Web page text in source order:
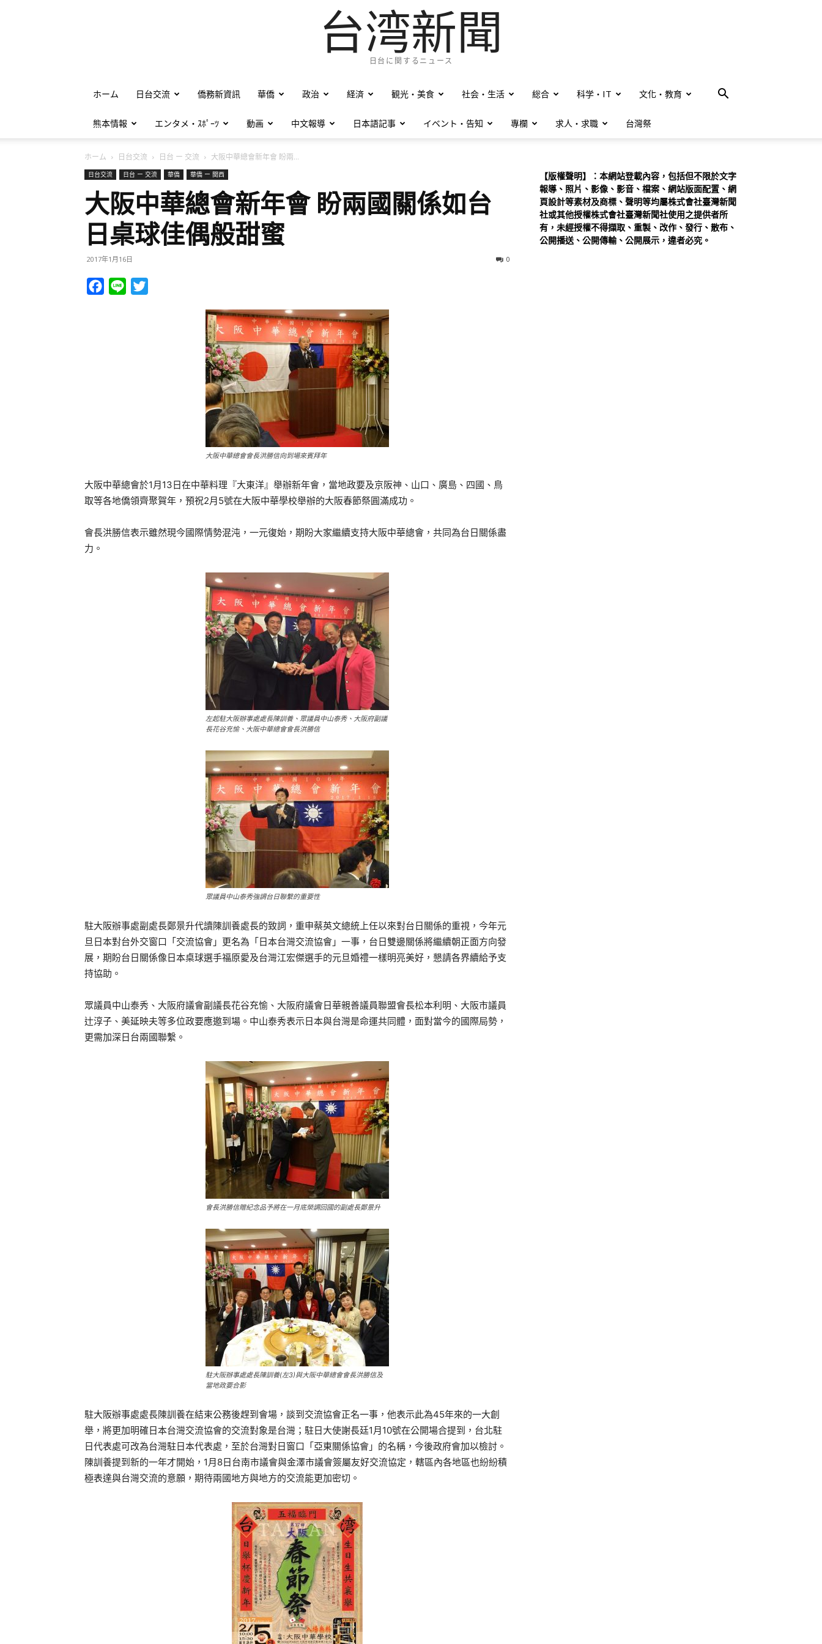
台湾新聞
日台に関するニュース
ホーム 日台交流 僑務新資訊 華僑 政治 経済 観光・美食 社会・生活 総合 科学・IT 文化・教育
熊本情報 エンタメ・ｽﾎﾟｰﾂ 動画 中文報導 日本語記事 イベント・告知 專欄 求人・求職 台灣祭
ホーム 日台交流 日台 ー 交流 大阪中華總會新年會 盼兩...
日台交流 日台 ー 交流 華僑 華僑 ー 関西
大阪中華總會新年會 盼兩國關係如台
日桌球佳偶般甜蜜
2017年1月16日 0
Facebook
Line
大阪中華總會會長洪勝信向到場來賓拜年
大阪中華總會於1月13日在中華料理『大東洋』舉辦新年會，當地政要及京阪神、山口、廣島、四國、鳥
取等各地僑領齊聚賀年，預祝2月5號在大阪中華學校舉辦的大阪春節祭圓滿成功。
會長洪勝信表示雖然現今國際情勢混沌，一元復始，期盼大家繼續支持大阪中華總會，共同為台日關係盡
力。
左起駐大阪辦事處處長陳訓養、眾議員中山泰秀、大阪府副議
長花谷充愉、大阪中華總會會長洪勝信
眾議員中山泰秀強調台日聯繫的重要性
駐大阪辦事處副處長鄭景升代讀陳訓養處長的致詞，重申蔡英文總統上任以來對台日關係的重視，今年元
旦日本對台外交窗口「交流協會」更名為「日本台灣交流協會」一事，台日雙邊關係將繼續朝正面方向發
展，期盼台日關係像日本桌球選手福原愛及台灣江宏傑選手的元旦婚禮一樣明亮美好，懇請各界續給予支
持協助。
眾議員中山泰秀、大阪府議會副議長花谷充愉、大阪府議會日華親善議員聯盟會長松本利明、大阪市議員
辻淳子、美延映夫等多位政要應邀到場。中山泰秀表示日本與台灣是命運共同體，面對當今的國際局勢，
更需加深日台兩國聯繫。
會長洪勝信贈紀念品予將在一月底榮調回國的副處長鄭景升
駐大阪辦事處處長陳訓養(左3)與大阪中華總會會長洪勝信及
當地政要合影
駐大阪辦事處處長陳訓養在結束公務後趕到會場，談到交流協會正名一事，他表示此為45年來的一大創
舉，將更加明確日本台灣交流協會的交流對象是台灣；駐日大使謝長廷1月10號在公開場合提到，台北駐
日代表處可改為台灣駐日本代表處，至於台灣對日窗口「亞東關係協會」的名稱，今後政府會加以檢討。
陳訓養提到新的一年才開始，1月8日台南市議會與金澤市議會簽屬友好交流協定，轄區內各地區也紛紛積
極表達與台灣交流的意願，期待兩國地方與地方的交流能更加密切。
【版權聲明】：本網站登載內容，包括但不限於文字
報導、照片、影像、影音、檔案、網站版面配置、網
頁設計等素材及商標、聲明等均屬株式會社臺灣新聞
社或其他授權株式會社臺灣新聞社使用之提供者所
有，未經授權不得擷取、重製、改作、發行、散布、
公開播送、公開傳輸、公開展示，違者必究。